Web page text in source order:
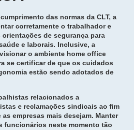
das normas da CLT, a
corretamente o trabalhador e
de segurança para
e laborais. Inclusive, a
o ambiente home office
se certificar de que os cuidados
estão sendo adotados de
relacionados a
e reclamações sindicais ao fim
empresas mais desejam. Manter
funcionários neste momento tão